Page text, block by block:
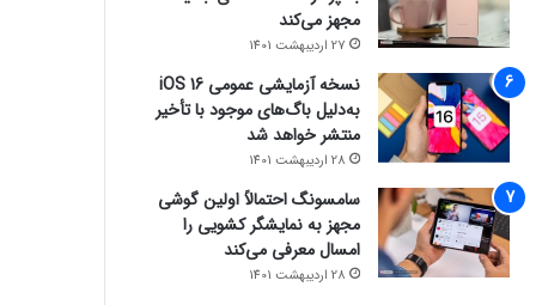
مجهز می‌کند
27 اردیبهشت 1401
نسخه آزمایشی عمومی iOS 16
به‌دلیل باگ‌های موجود با تأخیر
منتشر خواهد شد
28 اردیبهشت 1401
سامسونگ احتمالاً اولین گوشی
مجهز به نمایشگر کشویی را
امسال معرفی می‌کند
28 اردیبهشت 1401